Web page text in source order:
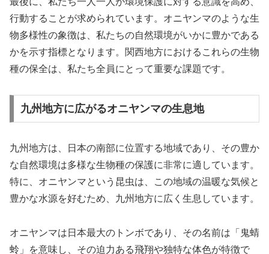
行動することが求められています。オニヤンマのような生
物多様性の象徴は、私たちの自然環境がいかに豊かである
かを示す指標となります。関西地方におけるこれらの生物
種の保全は、私たち全員にとって重要な課題です。
九州地方に広がるオニヤンマの生息地
九州地方は、日本の南部に位置する地域であり、その豊か
な自然環境は多様な生物種の保護に非常に適しています。
特に、オニヤンマという昆虫は、この地域の温暖な気候と
豊かな水源を好むため、九州地方に広く生息しています。
オニヤンマは日本最大のトンボであり、その名前は「鬼蜻
蛉」を意味し、その迫力ある飛翔や独特な体色が特徴で